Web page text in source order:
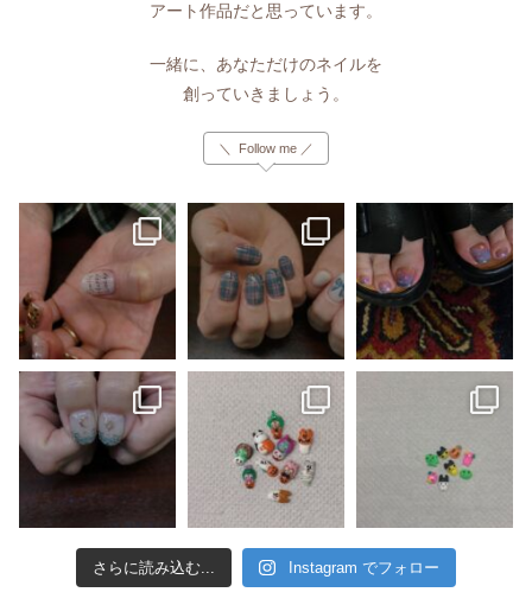
アート作品だと思っています。
一緒に、あなただけのネイルを
創っていきましょう。
＼ Follow me ／
さらに読み込む... Instagram でフォロー